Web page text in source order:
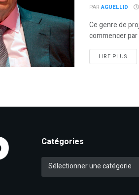
PAR AGUELLID
Ce genre de
commencer
LIRE PLUS
Catégories
Catégories
Sélectionner une catégorie